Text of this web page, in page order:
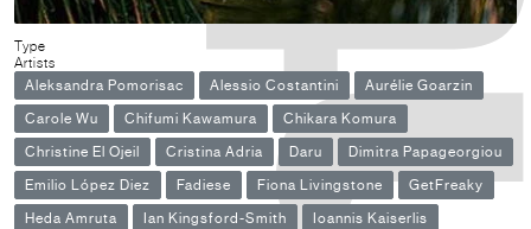
Type
Artists
Aleksandra Pomorisac
Alessio Costantini
Aurélie Goarzin
Carole Wu
Chifumi Kawamura
Chikara Komura
Christine El Ojeil
Cristina Adria Daru
Dimitra Papageorgiou
Emilio López Diez
Fadiese Fiona Livingstone
GetFreaky
Heda Amruta
Ian Kingsford-Smith
Ioannis Kaiserlis